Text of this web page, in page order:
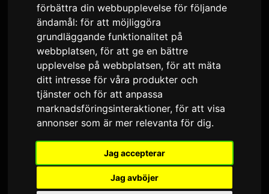
förbättra din webbupplevelse för följande
ändamål:för att möjliggöra
grundläggande funktionalitet på
webbplatsen,för att ge en bättre
upplevelse på webbplatsen,för att mäta
ditt intresse för våra produkter och
tjänster och för att anpassa
marknadsföringsinteraktioner,för att visa
annonser som är mer relevanta för dig.
Jag accepterar
Jag avböjer
Ayase släpper musikvideon
för 'うるさ' från solo-EP:n
'dialogue'
AvSam 3 juni 2026
Översatt från engelska
Ayase, kompositören förYOASOBI, har släppt
musikvideon för sin låt "うるさ." Videon hade